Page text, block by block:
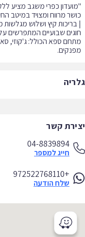
כפרי משגב מציע
מרווח ומצויד במיטב
שבועיים המתפרשים על
ספא הכולל: ג'קוזי,
קשר
04-8839894
חייג למספר
+972522768110
שלח הודעה